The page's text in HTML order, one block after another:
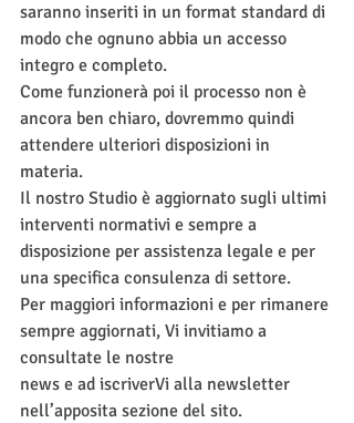
saranno inseriti in un format standard di
modo che ognuno abbia un accesso
integro e completo.
Come funzionerà poi il processo non è
ancora ben chiaro, dovremmo quindi
attendere ulteriori disposizioni in
materia.
Il nostro Studio è aggiornato sugli ultimi
interventi normativi e sempre a
disposizione per assistenza legale e per
una specifica consulenza di settore.
Per maggiori informazioni e per rimanere
sempre aggiornati, Vi invitiamo a
consultate le nostre
news e ad iscriverVi alla newsletter
nell’apposita sezione del sito.